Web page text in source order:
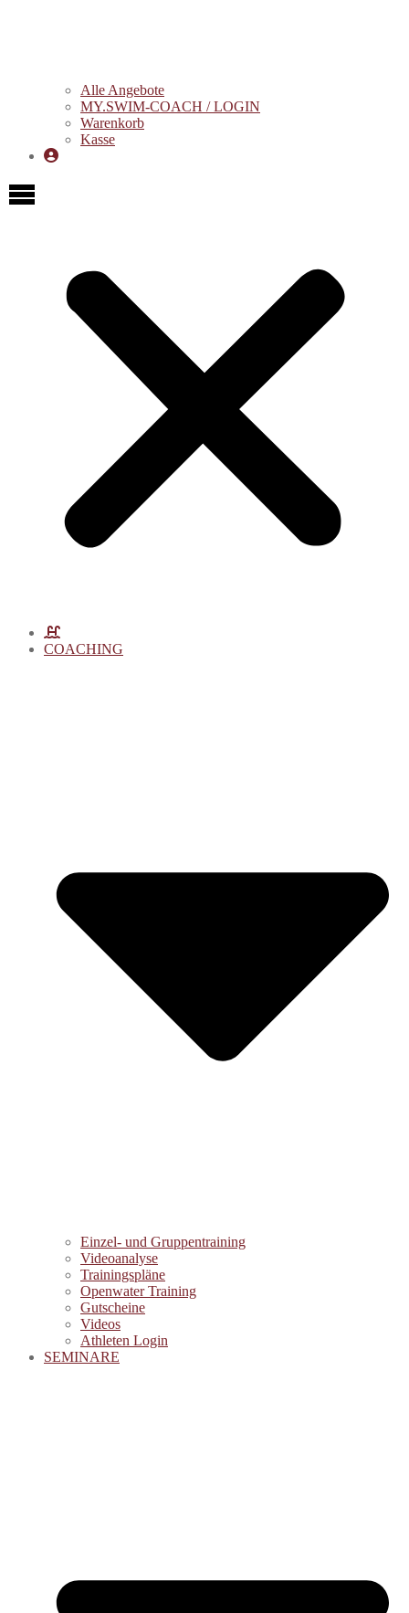
Alle Angebote
MY.SWIM-COACH / LOGIN
Warenkorb
Kasse
COACHING
Einzel- und Gruppentraining
Videoanalyse
Trainingspläne
Openwater Training
Gutscheine
Videos
Athleten Login
SEMINARE